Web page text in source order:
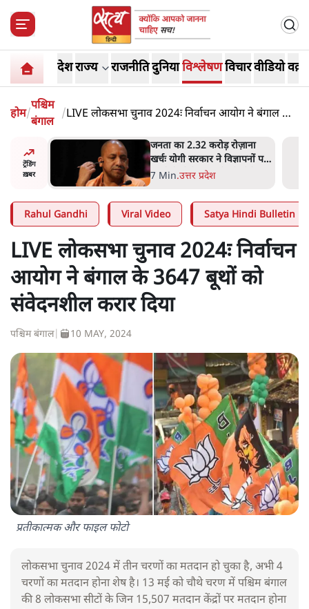
देशराज्य राजनीतिदुनियाविश्लेषणविचारवीडियो
होम/
पश्चिम
बंगाल
/LIVE लोकसभा चुनाव 2024ः निर्वाचन आयोग ने बंगाल के
ट्रेंडिंग
ख़बर
पर
उलटबांसीः राष्ट्र के चरित्र की मरम्मत
जारी है
11 Min.व्यंग्य/उलटबाँसी
Rahul Gandhi Viral Video Satya Hindi Bulletin
LIVE लोकसभा चुनाव 2024ः निर्वाचन
आयोग ने बंगाल के 3647 बूथों को
संवेदनशील करार दिया
पश्चिम बंगाल| 10 MAY, 2024
प्रतीकात्मक और फाइल फोटो
लोकसभा चुनाव 2024 में तीन चरणों का मतदान हो चुका है, अभी 4
चरणों का मतदान होना शेष है। 13 मई को चौथे चरण में पश्चिम बंगाल
की 8 लोकसभा सीटों के जिन 15,507 मतदान केंद्रों पर मतदान होना